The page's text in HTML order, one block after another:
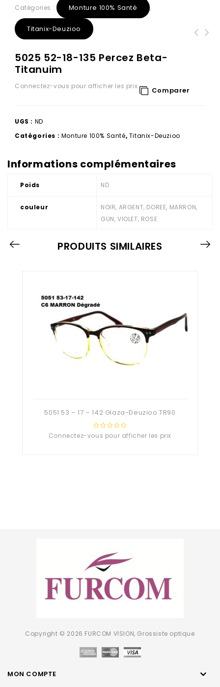
Catégories : Monture 100% Santé ,
Titanix-Deuzioo
5025 52-18-135 Percez Beta-
Titanuim
Connectez-vous pour afficher les prix Comparer
UGS : ND
Catégories : Monture 100% Santé, Titanix-Deuzioo
Informations complémentaires
Poids ND
couleur
NOIR, ARGENT, DOREE, MARRON,
GUN, VIOLET, ROSE
PRODUITS SIMILAIRES
5051 53 – 17 – 142 Glaza-Deuzioo TR90
0
Connectez-vous pour afficher les prix
Copyright © 2026 FURCOM VISION, Grossiste optique
MON COMPTE